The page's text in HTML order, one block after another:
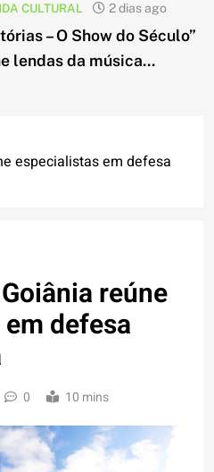
CULTURAL 2 dias ago
– O Show do Século”
lendas da música...
especialistas em defesa
reúne
defesa
0 10 mins